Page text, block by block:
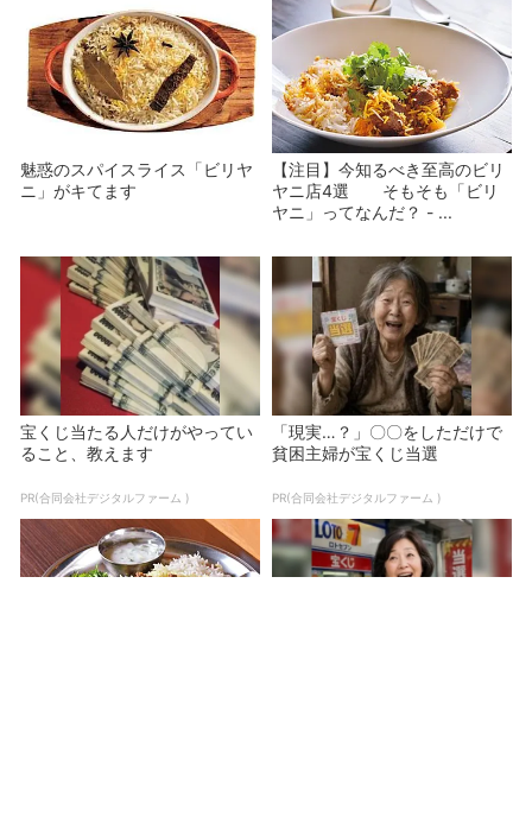
魅惑のスパイスライス「ビリヤ
ニ」がキてます
【注目】今知るべき至高のビリ
ヤニ店4選 そもそも「ビリ
ヤニ」ってなんだ？ - ...
宝くじ当たる人だけがやってい
ること、教えます
PR(合同会社デジタルファーム )
「現実…？」〇〇をしただけで
貧困主婦が宝くじ当選
PR(合同会社デジタルファーム )